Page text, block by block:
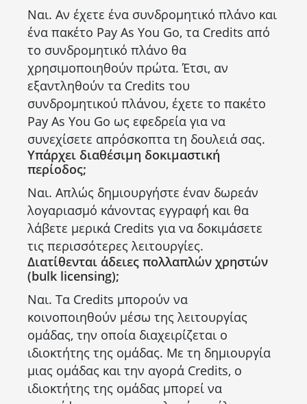
Ναι. Αν έχετε ένα συνδρομητικό πλάνο και
ένα πακέτο Pay As You Go, τα Credits από
το συνδρομητικό πλάνο θα
χρησιμοποιηθούν πρώτα. Έτσι, αν
εξαντληθούν τα Credits του
συνδρομητικού πλάνου, έχετε το πακέτο
Pay As You Go ως εφεδρεία για να
συνεχίσετε απρόσκοπτα τη δουλειά σας.
Υπάρχει διαθέσιμη δοκιμαστική
περίοδος;
Ναι. Απλώς δημιουργήστε έναν δωρεάν
λογαριασμό κάνοντας εγγραφή και θα
λάβετε μερικά Credits για να δοκιμάσετε
τις περισσότερες λειτουργίες.
Διατίθενται άδειες πολλαπλών χρηστών
(bulk licensing);
Ναι. Τα Credits μπορούν να
κοινοποιηθούν μέσω της λειτουργίας
ομάδας, την οποία διαχειρίζεται ο
ιδιοκτήτης της ομάδας. Με τη δημιουργία
μιας ομάδας και την αγορά Credits, ο
ιδιοκτήτης της ομάδας μπορεί να